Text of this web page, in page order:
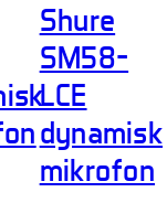
Shure
SM58-
LCE
dynamisk
mikrofon